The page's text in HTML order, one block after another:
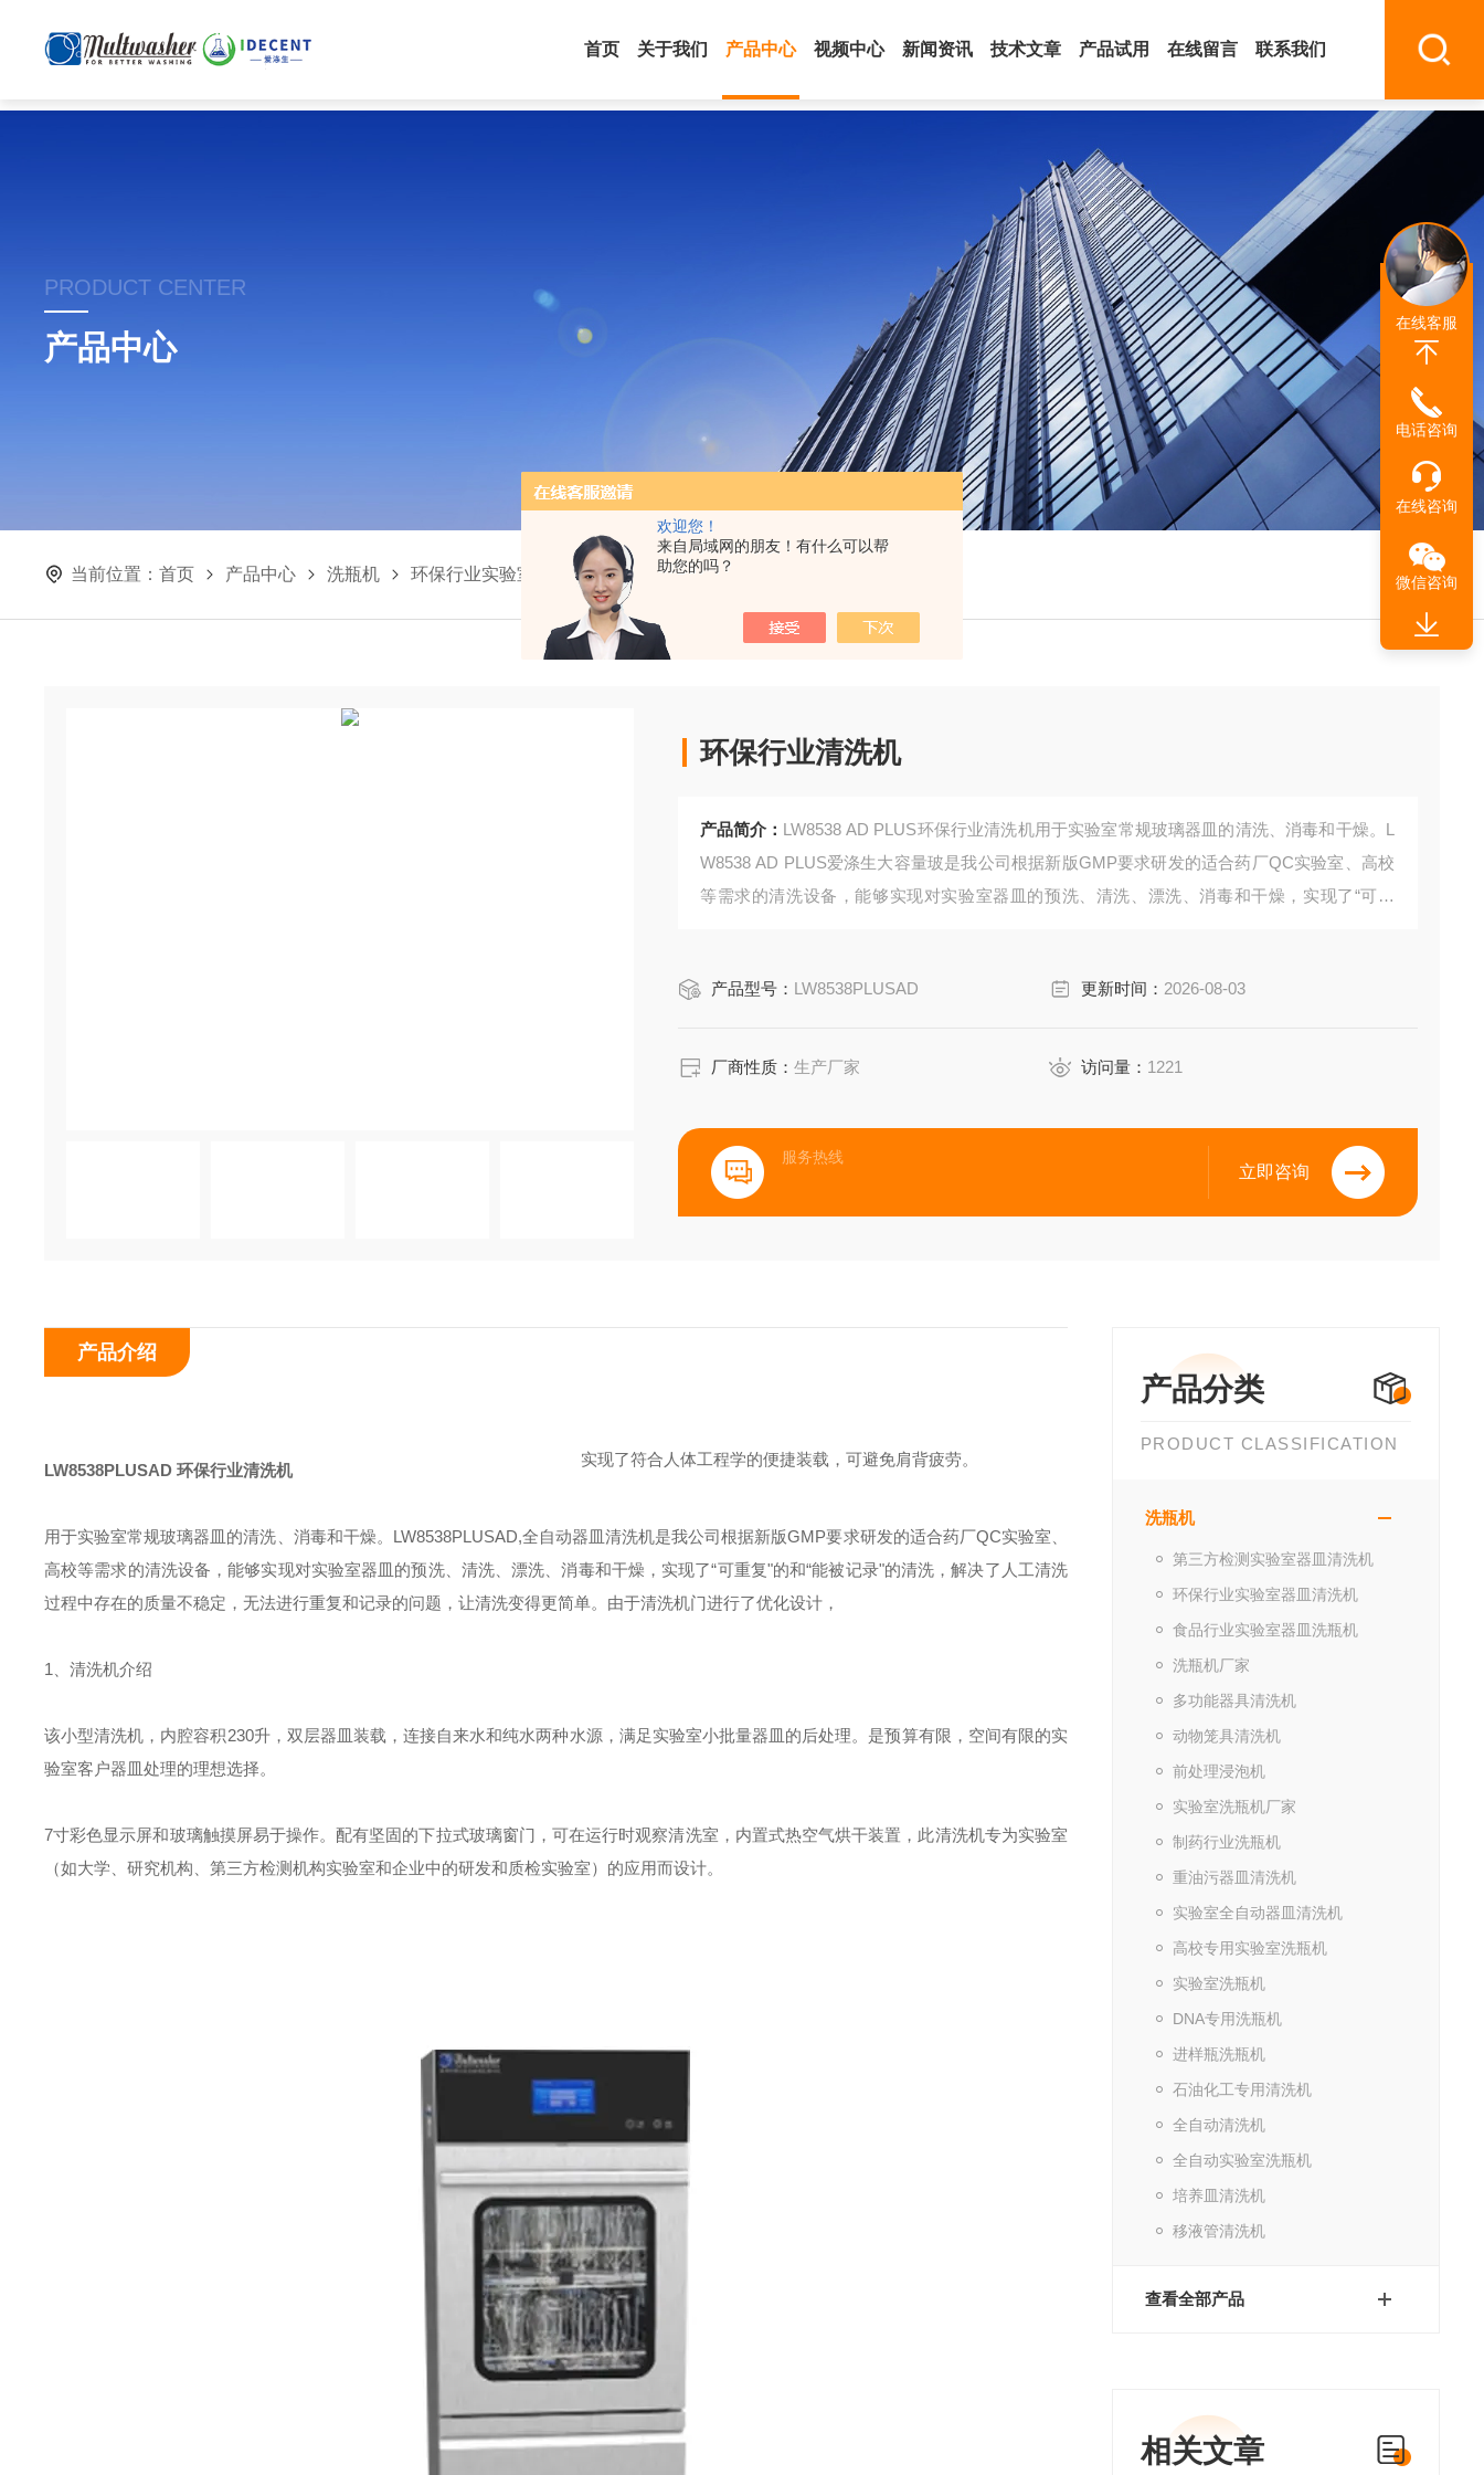
欢迎您！
来自局域网的朋友！有什么可以帮
助您的吗？
首页 关于我们 产品中心 视频中心 新闻资讯 技术文章 产品试用 在线留言 联系我们
PRODUCT CENTER
产品中心
当前位置： 首页 产品中心 洗瓶机 环保行业实验室器皿清洗机 LW8538PLUSAD环保行业清洗机
环保行业清洗机
产品简介： LW8538 AD PLUS环保行业清洗机用于实验室常规玻璃器皿的清洗、消毒和干燥。L
W8538 AD PLUS爱涤生大容量玻是我公司根据新版GMP要求研发的适合药厂QC实验室、高校
等需求的清洗设备，能够实现对实验室器皿的预洗、清洗、漂洗、消毒和干燥，实现了“可重
产品型号： LW8538PLUSAD 更新时间： 2026-08-03
厂商性质：生产厂家 访问量： 1221
服务热线
立即咨询
产品分类
PRODUCT CLASSIFICATION
洗瓶机
第三方检测实验室器皿清洗机
环保行业实验室器皿清洗机
食品行业实验室器皿洗瓶机
洗瓶机厂家
多功能器具清洗机
动物笼具清洗机
前处理浸泡机
实验室洗瓶机厂家
制药行业洗瓶机
重油污器皿清洗机
实验室全自动器皿清洗机
高校专用实验室洗瓶机
实验室洗瓶机
DNA专用洗瓶机
进样瓶洗瓶机
石油化工专用清洗机
全自动清洗机
全自动实验室洗瓶机
培养皿清洗机
移液管清洗机
查看全部产品
相关文章
产品介绍
LW8538PLUSAD 环保行业清洗机
用于实验室常规玻璃器皿的清洗、消毒和干燥。LW8538PLUSAD,全自动器皿清洗机是我公司根据新版GMP要求研发的适合药厂QC实验室、
高校等需求的清洗设备，能够实现对实验室器皿的预洗、清洗、漂洗、消毒和干燥，实现了“可重复"的和“能被记录"的清洗，解决了人工清洗
过程中存在的质量不稳定，无法进行重复和记录的问题，让清洗变得更简单。由于清洗机门进行了优化设计，
实现了符合人体工程学的便捷装载，可避免肩背疲劳。
1、清洗机介绍
该小型清洗机，内腔容积230升，双层器皿装载，连接自来水和纯水两种水源，满足实验室小批量器皿的后处理。是预算有限，空间有限的实
验室客户器皿处理的理想选择。
7寸彩色显示屏和玻璃触摸屏易于操作。配有坚固的下拉式玻璃窗门，可在运行时观察清洗室，内置式热空气烘干装置，此清洗机专为实验室
（如大学、研究机构、第三方检测机构实验室和企业中的研发和质检实验室）的应用而设计。
在线客服
电话咨询
在线咨询
微信咨询